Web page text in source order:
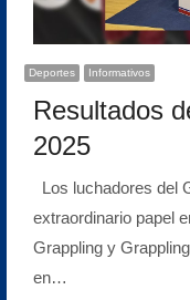
Deportes Informativos
Resultados
2025
Los luchadores del
extraordinario papel
Grappling y
en…